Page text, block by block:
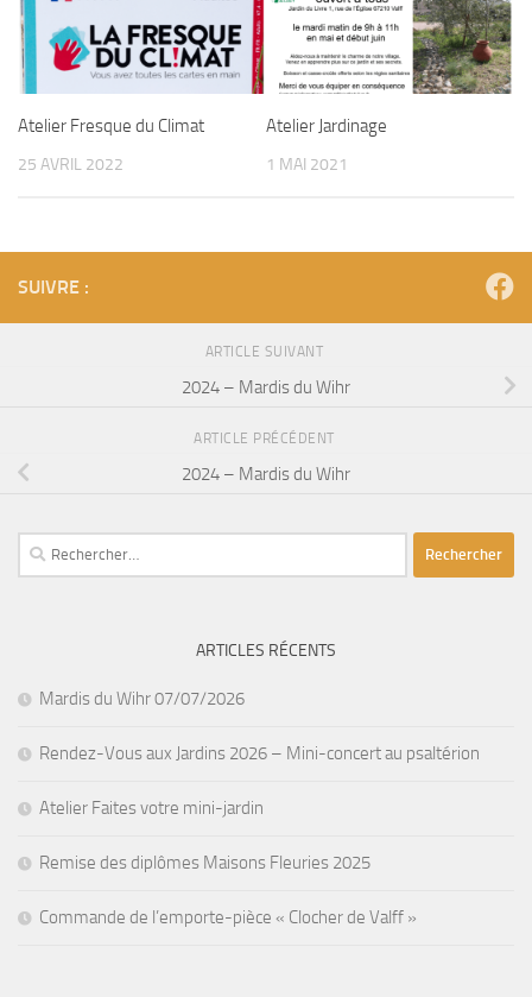
Atelier Fresque du Climat
25 AVRIL 2022
Atelier Jardinage
1 MAI 2021
SUIVRE :
ARTICLE SUIVANT
2024 – Mardis du Wihr
ARTICLE PRÉCÉDENT
2024 – Mardis du Wihr
Rechercher :
ARTICLES RÉCENTS
Mardis du Wihr 07/07/2026
Rendez-Vous aux Jardins 2026 – Mini-concert au psaltérion
Atelier Faites votre mini-jardin
Remise des diplômes Maisons Fleuries 2025
Commande de l’emporte-pièce « Clocher de Valff »